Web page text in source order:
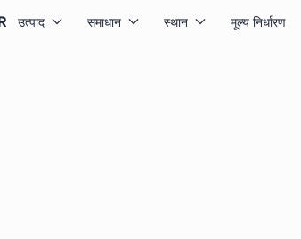
उत्पाद समाधान स्थान मूल्य निर्धारण